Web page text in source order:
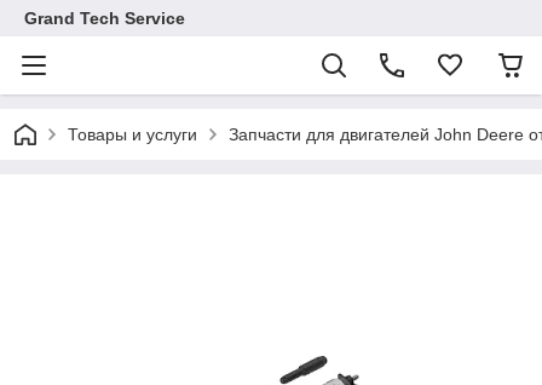
Grand Tech Service
Товары и услуги Запчасти для двигателей John Deere